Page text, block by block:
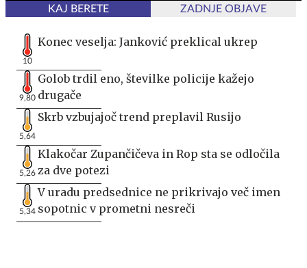
KAJ BERETE ZADNJE OBJAVE
10
Konec veselja: Janković preklical ukrep
9,80
Golob trdil eno, številke policije kažejo
drugače
5,64
Skrb vzbujajoč trend preplavil Rusijo
5,26
Klakočar Zupančičeva in Rop sta se odločila
za dve potezi
5,34
V uradu predsednice ne prikrivajo več imen
sopotnic v prometni nesreči